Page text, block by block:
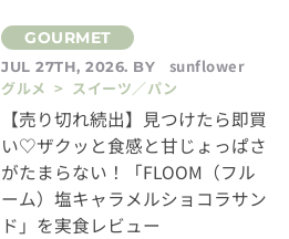
JUL 27TH, 2026. BY
sunflower
グルメ > スイーツ／パン
【売り切れ続出】見つけたら即買
い♡ザクッと食感と甘じょっぱさ
がたまらない！「FLOOM（フル
ーム）塩キャラメルショコラサン
ド」を実食レビュー